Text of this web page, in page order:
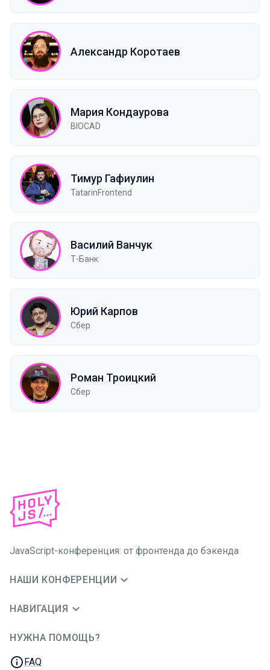
Александр Коротаев
Мария Кондаурова
BIOCAD
Тимур Гафиулин
TatarinFrontend
Василий Ванчук
Т-Банк
Юрий Карпов
Сбер
Роман Троицкий
Сбер
JavaScript-конференция: от фронтенда до бэкенда
НАШИ КОНФЕРЕНЦИИ
НАВИГАЦИЯ
НУЖНА ПОМОЩЬ?
FAQ